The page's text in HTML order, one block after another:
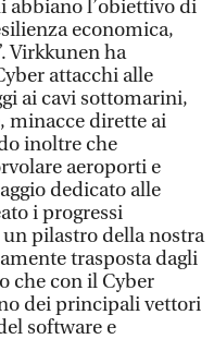
abbiano l’obiettivo di
economica,
Virkkunen ha
attacchi alle
ai cavi sottomarini,
minacce dirette ai
inoltre che
aeroporti e
dedicato alle
i progressi
pilastro della nostra
trasposta dagli
che con il Cyber
dei principali vettori
software e